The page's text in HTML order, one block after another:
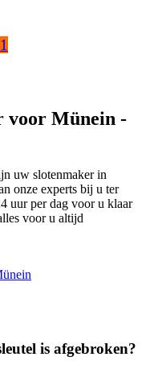
voor Münein -
uw slotenmaker in
onze experts bij u ter
uur per dag voor u klaar
voor u altijd
is afgebroken?